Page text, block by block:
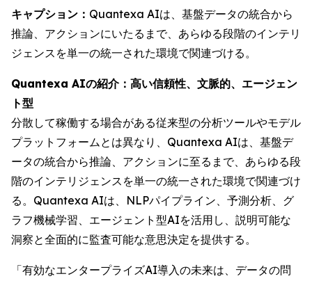
キャプション： Quantexa AIは、基盤データの統合から
推論、アクションにいたるまで、あらゆる段階のインテリ
ジェンスを単一の統一された環境で関連づける。
Quantexa AIの紹介：高い信頼性、文脈的、エージェン
ト型
分散して稼働する場合がある従来型の分析ツールやモデル
プラットフォームとは異なり、Quantexa AIは、基盤デ
ータの統合から推論、アクションに至るまで、あらゆる段
階のインテリジェンスを単一の統一された環境で関連づけ
る。Quantexa AIは、NLPパイプライン、予測分析、グ
ラフ機械学習、エージェント型AIを活用し、説明可能な
洞察と全面的に監査可能な意思決定を提供する。
「有効なエンタープライズAI導入の未来は、データの問